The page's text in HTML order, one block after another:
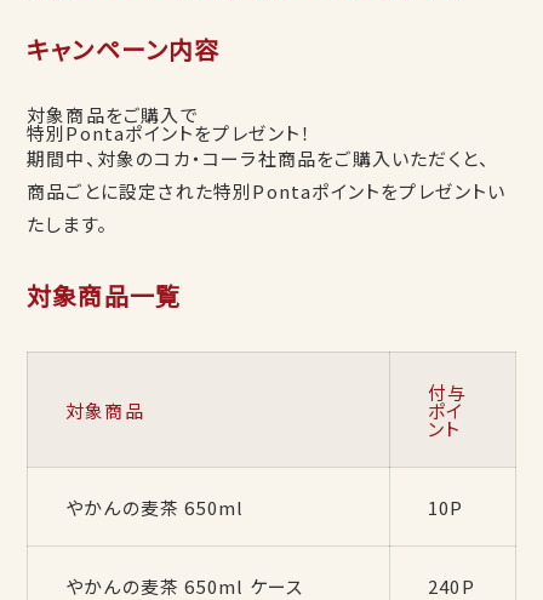
キャンペーン内容
対象商品をご購入で
特別Pontaポイントをプレゼント！
期間中、対象のコカ・コーラ社商品をご購入いただくと、
商品ごとに設定された特別Pontaポイントをプレゼントい
たします。
対象商品一覧
対象商品
付与
ポイ
ント
やかんの麦茶 650ml 10P
やかんの麦茶 650ml ケース 240P